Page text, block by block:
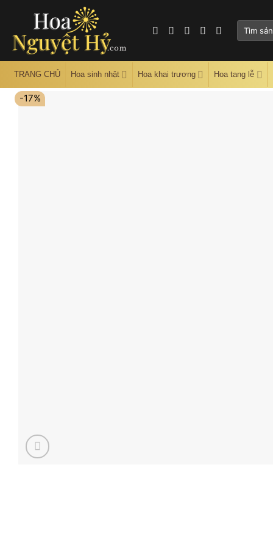
content
Tìm
TRANG CHỦ Hoa sinh nhật Hoa khai trương Hoa tang lễ
-17%